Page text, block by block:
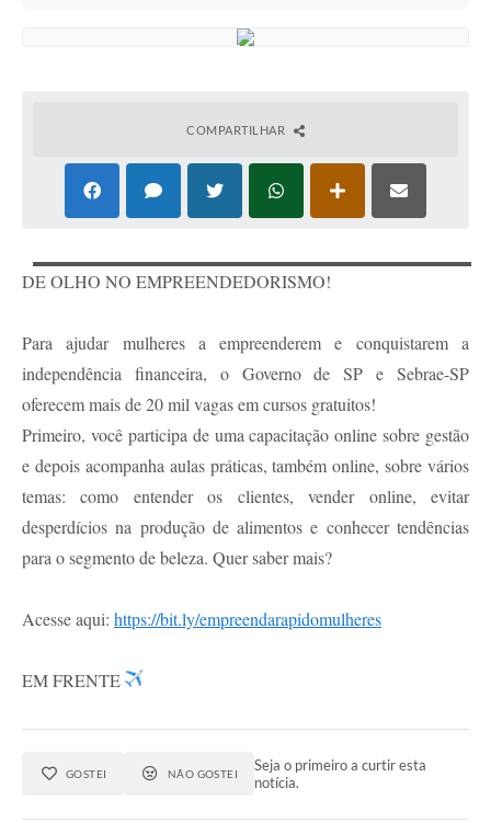
COMPARTILHAR
DE OLHO NO EMPREENDEDORISMO!
Para ajudar mulheres a empreenderem e conquistarem a
independência financeira, o Governo de SP e Sebrae-SP
oferecem mais de 20 mil vagas em cursos gratuitos!
Primeiro, você participa de uma capacitação online sobre gestão
e depois acompanha aulas práticas, também online, sobre vários
temas: como entender os clientes, vender online, evitar
desperdícios na produção de alimentos e conhecer tendências
para o segmento de beleza. Quer saber mais?
Acesse aqui: https://bit.ly/empreendarapidomulheres
EM FRENTE
GOSTEI NÃO GOSTEI
Seja o primeiro a curtir esta
notícia.